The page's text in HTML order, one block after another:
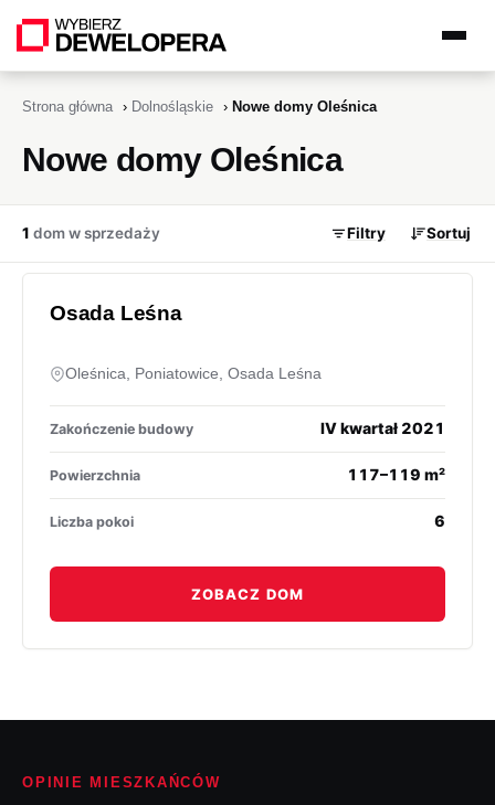
Strona główna › Dolnośląskie › Nowe domy Oleśnica
Nowe domy Oleśnica
1 dom w sprzedaży Filtry Sortuj
Osada Leśna
Oleśnica, Poniatowice, Osada Leśna
Zakończenie budowy IV kwartał 2021
Powierzchnia 117–119 m²
Liczba pokoi 6
ZOBACZ DOM
OPINIE MIESZKAŃCÓW